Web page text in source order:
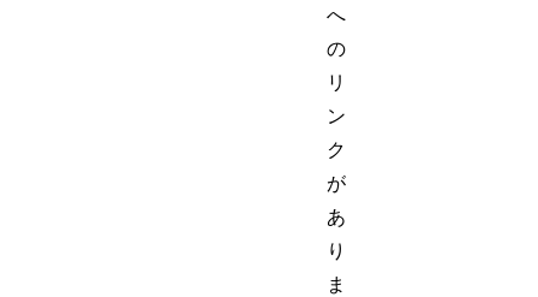
へ
の
リ
ン
ク
が
あ
り
ま